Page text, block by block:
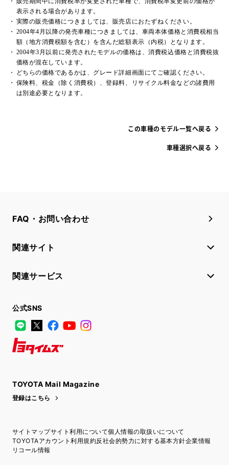
表示される場合があります。
実際の販売価格につきましては、販売店におたずねください。
2004年4月以降の発売車種につきましては、車両本体価格と消費税相当
額（地方消費税額を含む）を含んだ総額表示（内税）となります。
2004年3月以前に発売されたモデルの価格は、消費税込価格と消費税抜
価格が混在しています。
どちらの価格であるかは、グレード詳細画面にてご確認ください。
保険料、税金（除く消費税）、登録料、リサイクル料金などの諸費用
は別途必要となります。
この車種のモデル一覧へ戻る
車種選択へ戻る
FAQ・お問い合わせ
関連サイト
関連サービス
公式SNS
LINE
X FacebookYouTube
TOYOTA Mail Magazine
登録はこちら
サイトマップサイト利用について個人情報の取扱いについて
TOYOTAアカウント利用規約反社会的勢力に対する基本方針企業情報
リコール情報